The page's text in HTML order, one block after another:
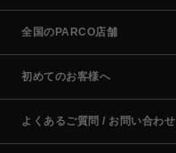
全国のPARCO店舗
初めてのお客様へ
よくあるご質問 / お問い合わせ